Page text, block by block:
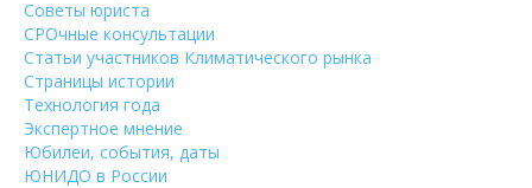
Советы юриста
СРОчные консультации
Статьи участников Климатического рынка
Страницы истории
Технология года
Экспертное мнение
Юбилеи, события, даты
ЮНИДО в России